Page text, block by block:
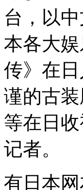
台，以
本各大
传》在
谨的古
等在日
记者。
有日本